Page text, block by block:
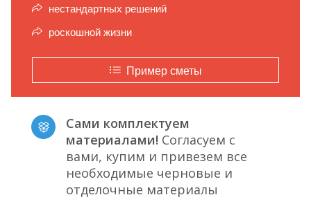
нестандартных решений
роскошной жизни
Пример сметы
Сами комплектуем
материалами! Согласуем с
вами, купим и привезем все
необходимые черновые и
отделочные материалы